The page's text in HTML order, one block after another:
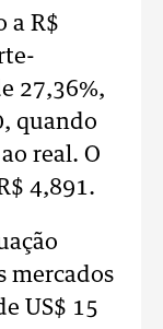
a R$
27,36%,
quando
real. O
4,891.
mercados
US$ 15